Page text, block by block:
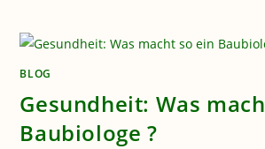
BLOG
Gesundheit: Was
Baubiologe ?